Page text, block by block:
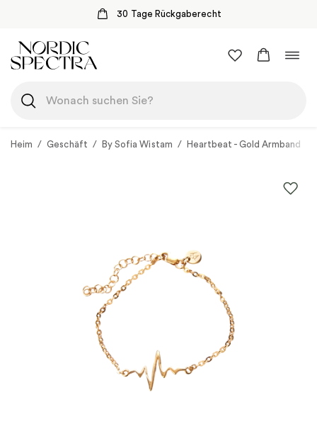
30 Tage Rückgaberecht
Inhalt
springen
Heim / Geschäft / By Sofia Wistam / Heartbeat - Gold Armband